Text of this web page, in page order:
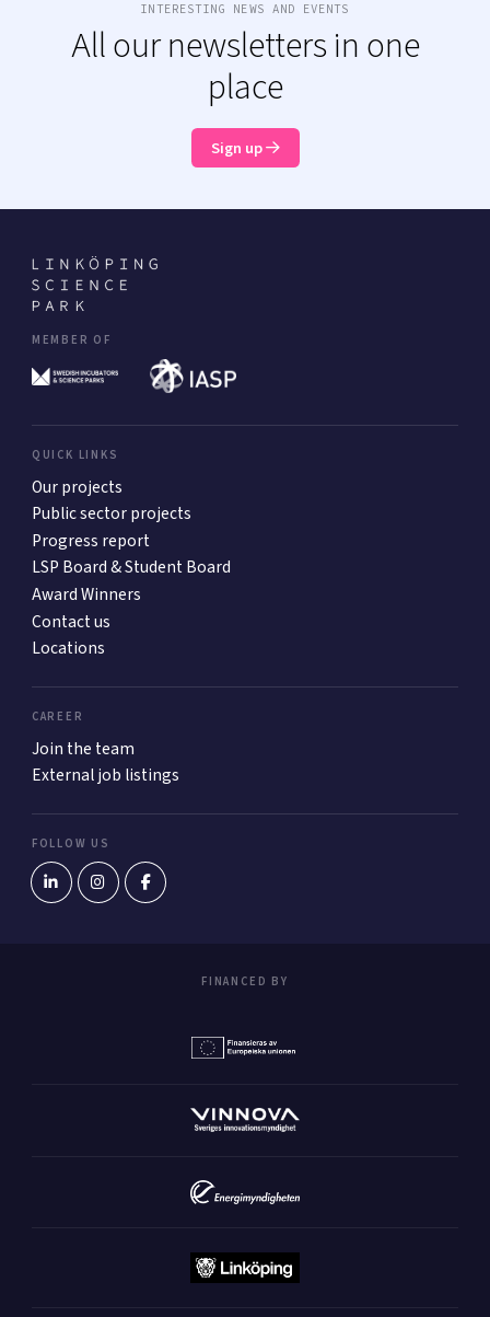
INTERESTING NEWS AND EVENTS
All our newsletters in one
place
Sign up
MEMBER OF
QUICK LINKS
Our projects
Public sector projects
Progress report
LSP Board & Student Board
Award Winners
Contact us
Locations
CAREER
Join the team
External job listings
FOLLOW US
FINANCED BY